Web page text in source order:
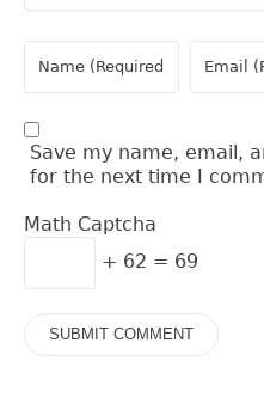
Save my name, email,
for the next time I
Math Captcha
+ 62 = 69